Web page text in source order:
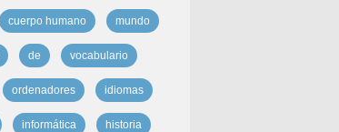
cuerpo humano mundo
de vocabulario
ordenadores idiomas
informática historia